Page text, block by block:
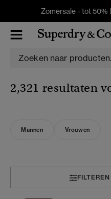
Zomersale - tot 50%
2,321 resultaten
Mannen Vrouwen